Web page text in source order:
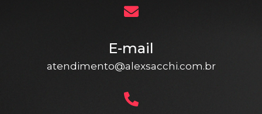
E-mail
atendimento@alexsacchi.com.br